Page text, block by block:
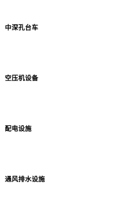
中深孔台车
空压机设备
配电设施
通风排水设施